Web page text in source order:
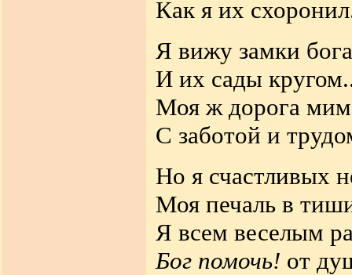
Как я их
Я вижу замки
И их сады
Моя ж дорога
С заботой и
Но я счастливых
Моя печаль в
Я всем веселым
Бог помочь! от